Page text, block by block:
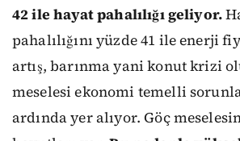
42 ile hayat pahalılığı geliyor.
pahalılığını yüzde 41 ile enerji
artış, barınma yani konut krizi
meselesi ekonomi temelli
ardında yer alıyor. Göç